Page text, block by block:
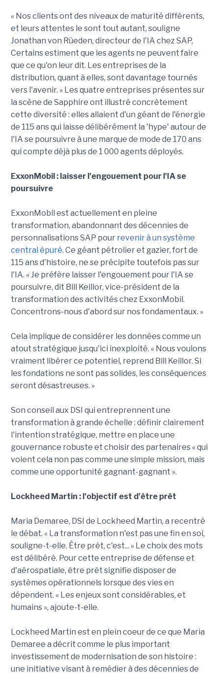
« Nos clients ont des niveaux de maturité différents,
et leurs attentes le sont tout autant, souligne
Jonathan von Rüeden, directeur de l'IA chez SAP,
Certains estiment que les agents ne peuvent faire
que ce qu'on leur dit. Les entreprises de la
distribution, quant à elles, sont davantage tournés
vers l'avenir. » Les quatre entreprises présentes sur
la scène de Sapphire ont illustré concrètement
cette diversité : elles allaient d'un géant de l'énergie
de 115 ans qui laisse délibérément la 'hype' autour de
l'IA se poursuivre à une marque de mode de 170 ans
qui compte déjà plus de 1 000 agents déployés.
ExxonMobil : laisser l'engouement pour l'IA se
poursuivre
ExxonMobil est actuellement en pleine
transformation, abandonnant des décennies de
personnalisations SAP pour revenir à un système
central épuré. Ce géant pétrolier et gazier, fort de
115 ans d'histoire, ne se précipite toutefois pas sur
l'IA. « Je préfère laisser l'engouement pour l'IA se
poursuivre, dit Bill Keillor, vice-président de la
transformation des activités chez ExxonMobil.
Concentrons-nous d'abord sur nos fondamentaux. »
Cela implique de considérer les données comme un
atout stratégique jusqu'ici inexploité. « Nous voulons
vraiment libérer ce potentiel, reprend Bill Keillor. Si
les fondations ne sont pas solides, les conséquences
seront désastreuses. »
Son conseil aux DSI qui entreprennent une
transformation à grande échelle : définir clairement
l'intention stratégique, mettre en place une
gouvernance robuste et choisir des partenaires « qui
voient cela non pas comme une simple mission, mais
comme une opportunité gagnant-gagnant ».
Lockheed Martin : l'objectif est d'être prêt
Maria Demaree, DSI de Lockheed Martin, a recentré
le débat. « La transformation n'est pas une fin en soi,
souligne-t-elle. Être prêt, c'est... » Le choix des mots
est délibéré. Pour cette entreprise de défense et
d'aérospatiale, être prêt signifie disposer de
systèmes opérationnels lorsque des vies en
dépendent. « Les enjeux sont considérables, et
humains », ajoute-t-elle.
Lockheed Martin est en plein coeur de ce que Maria
Demaree a décrit comme le plus important
investissement de modernisation de son histoire :
une initiative visant à remédier à des décennies de